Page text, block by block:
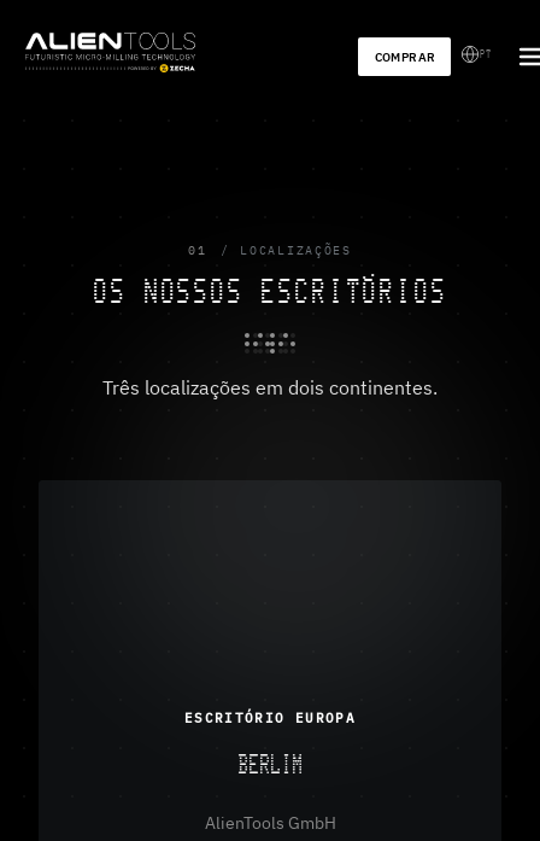
COMPRAR PT
01 LOCALIZAÇÕES
OS NOSSOS ESCRITÓRIOS
Três localizações em dois continentes.
ESCRITÓRIO EUROPA
BERLIM
AlienTools GmbH